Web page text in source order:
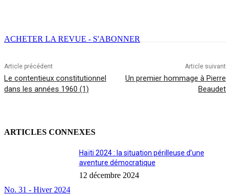
ACHETER LA REVUE - S'ABONNER
Article précédent
Le contentieux constitutionnel
dans les années 1960 (1)
Article suivant
Un premier hommage à Pierre
Beaudet
ARTICLES CONNEXES
No. 31 - Hiver 2024
Haïti 2024 : la situation périlleuse d’une
aventure démocratique
12 décembre 2024